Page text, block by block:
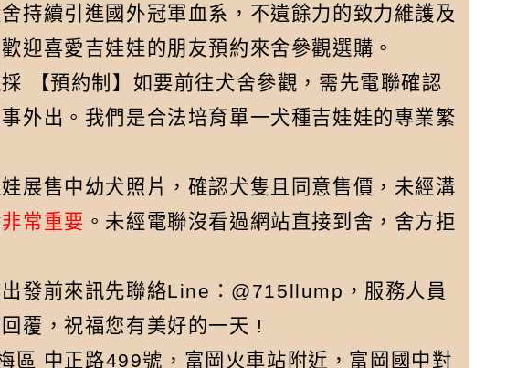
可能有遺傳疾病哦。頭部：純種
的吉娃娃頭型一定是別具特點
的。最好是圓形的腦袋，頭部比
例勻稱，眼睛大但絕對不能突
色。耳朵大且直立，口吻較短，
略尖，鼻子顏色都與自己的體色
身軀：吉娃娃的頸部略有弧度，
與肩部完美的結合，整個背線水
平，渾圓的肋骨可以很好的支撐
一
本
有
發
，
對
持續引進國外冠軍血系，不遺餘力的致力維護及
迎喜愛吉娃娃的朋友預約來舍參觀選購。
【預約制】如要前往犬舍參觀，需先電聯確認
外出。我們是合法培育單一犬種吉娃娃的專業繁
展售中幼犬照片，確認犬隻且同意售價，未經溝
非常重要 。未經電聯沒看過網站直接到舍，舍方拒
發前來訊先聯絡Line：@715llump，服務人員
覆，祝福您有美好的一天 !
區 中正路499號，富岡火車站附近，富岡國中對